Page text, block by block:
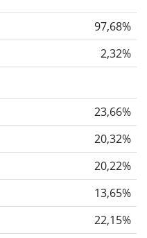
97,68%
2,32%
23,66%
20,32%
20,22%
13,65%
22,15%